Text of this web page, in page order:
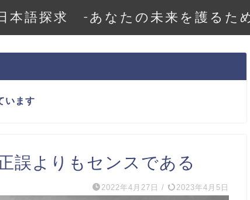
本語探求 -あなたの未来を護るた
います
誤よりもセンスである
2022年4月27日 / 2023年4月5日